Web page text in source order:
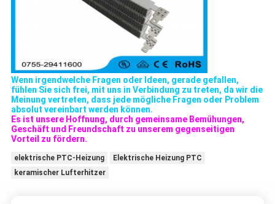
Wenn irgendwelche Fragen oder Ideen, gerade gefallen,
fühlen Sie sich frei, mit uns in Verbindung zu treten, da wir die
Meinung vertreten, dass jede mögliche Fragen oder Problem
absolut vereinbart werden können.
Es ist unsere Hoffnung, durch gemeinsame Bemühungen,
Geschäft und Freundschaft zu unserem gegenseitigen
Vorteil zu fördern.
elektrische PTC-Heizung
Elektrische Heizung PTC
keramischer Lufterhitzer